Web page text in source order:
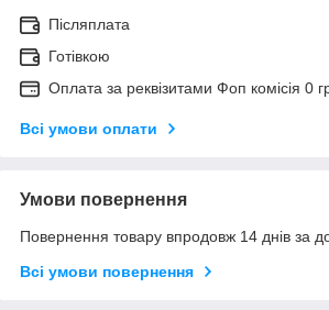
Післяплата
Готівкою
Оплата за реквізитами Фоп комісія 0
Всі умови оплати
Умови повернення
Повернення товару впродовж 14 днів за
Всі умови повернення